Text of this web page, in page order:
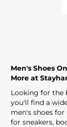
Men's Shoes
More at
Looking for the
you'll find a
men's shoes
for sneakers,